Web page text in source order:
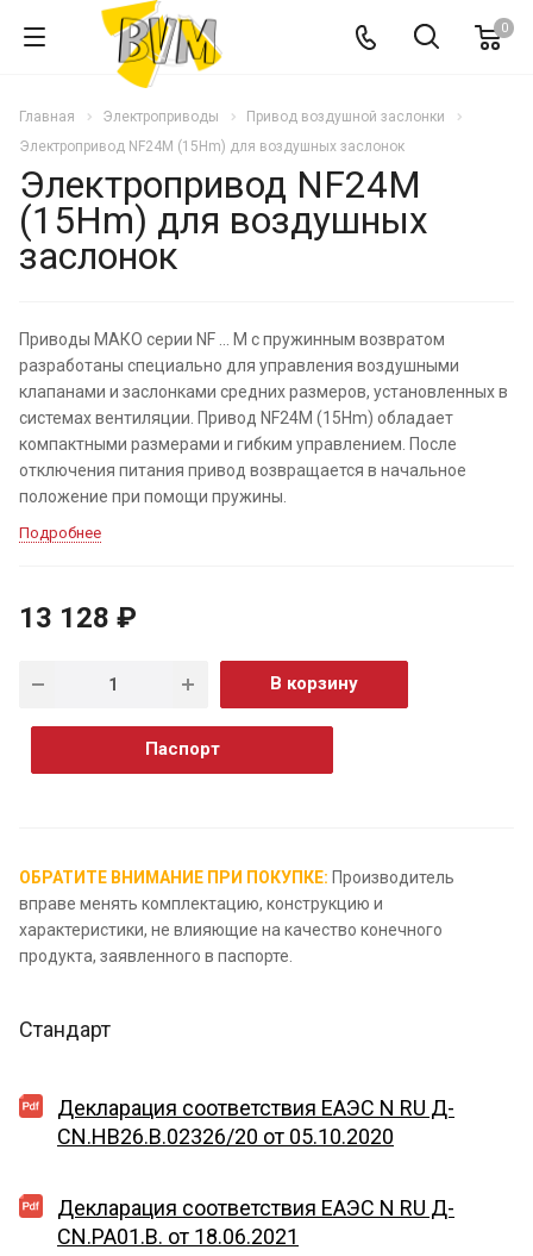
0
Главная Электроприводы
Привод воздушной заслонки
Электропривод NF24M (15Hm) для воздушных заслонок
Электропривод NF24M
(15Hm) для воздушных
заслонок
Приводы МАКО серии NF ... M с пружинным возвратом
разработаны специально для управления воздушными
клапанами и заслонками средних размеров, установленных в
системах вентиляции. Привод NF24M (15Hm) обладает
компактными размерами и гибким управлением. После
отключения питания привод возвращается в начальное
положение при помощи пружины.
Подробнее
13 128 ₽
В корзину
Паспорт
ОБРАТИТЕ ВНИМАНИЕ ПРИ ПОКУПКЕ: Производитель
вправе менять комплектацию, конструкцию и
характеристики, не влияющие на качество конечного
продукта, заявленного в паспорте.
Стандарт
Декларация соответствия EAЭС N RU Д-
CN.HB26.B.02326/20 от 05.10.2020
Декларация соответствия EAЭС N RU Д-
CN.PA01.B. от 18.06.2021